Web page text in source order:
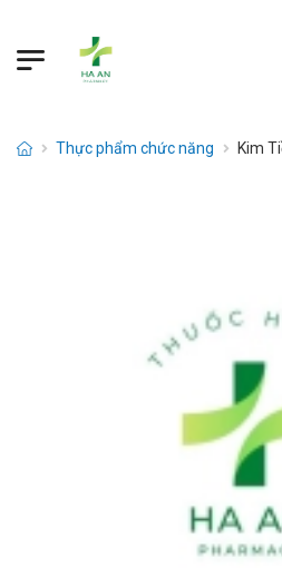
Thực phẩm chức năng Kim